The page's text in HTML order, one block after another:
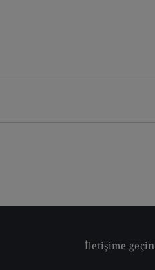
İletişime geçin